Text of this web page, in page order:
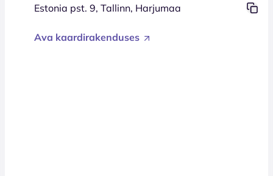
Estonia pst. 9, Tallinn, Harjumaa
Ava kaardirakenduses